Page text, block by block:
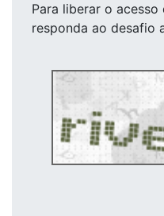
Para liberar o acesso
responda ao desafio